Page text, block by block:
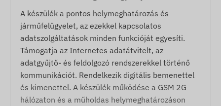
A készülék a pontos helymeghatározás és
járműfelügyelet, az ezekkel kapcsolatos
adatszolgáltatások minden funkcióját egyesíti.
Támogatja az Internetes adatátvitelt, az
adatgyűjtő- és feldolgozó rendszerekkel történő
kommunikációt. Rendelkezik digitális bemenettel
és kimenettel. A készülék működése a GSM 2G
hálózaton és a műholdas helymeghatározáson